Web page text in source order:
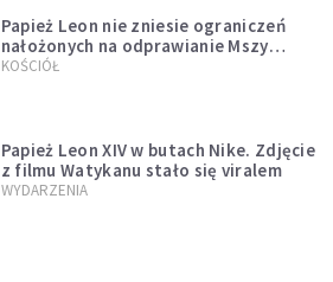
Papież Leon nie zniesie ograniczeń
nałożonych na odprawianie Mszy
trydenckiej. „Traditionis custodes”
KOŚCIÓŁ
Papież Leon XIV w butach Nike. Zdjęcie
z filmu Watykanu stało się viralem
WYDARZENIA